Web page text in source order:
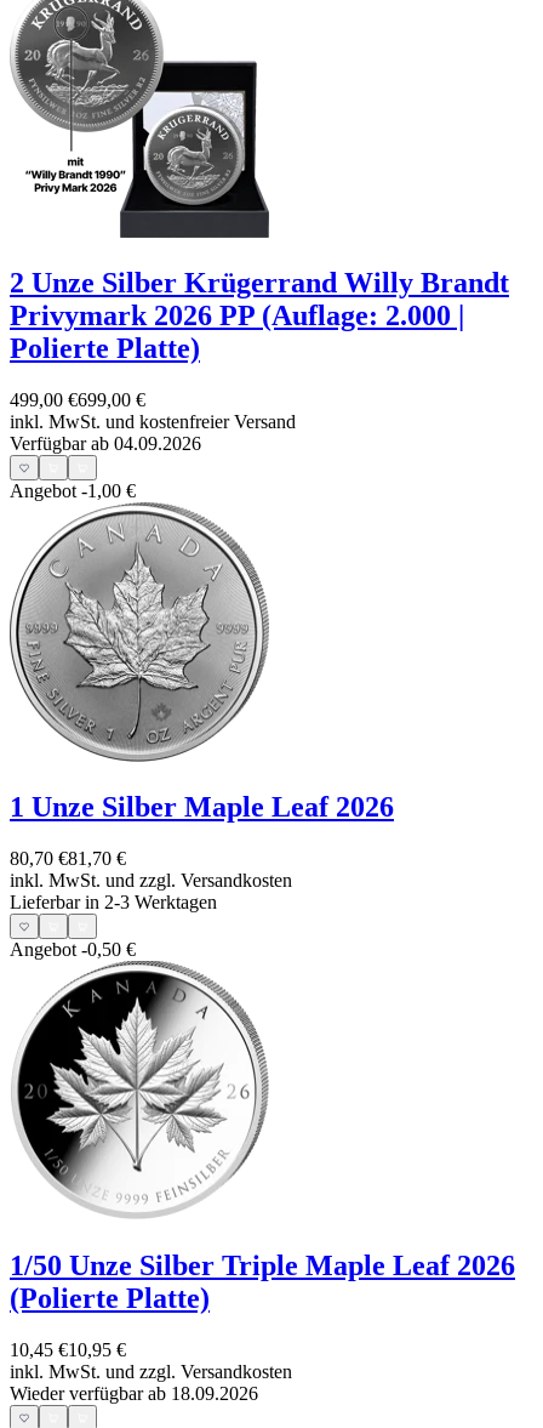
2 Unze Silber Krügerrand Willy Brandt
Privymark 2026 PP (Auflage: 2.000 |
Polierte Platte)
499,00 €699,00 €
inkl. MwSt. und kostenfreier Versand
Verfügbar ab 04.09.2026
Angebot -1,00 €
1 Unze Silber Maple Leaf 2026
80,70 €81,70 €
inkl. MwSt. und zzgl. Versandkosten
Lieferbar in 2-3 Werktagen
Angebot -0,50 €
1/50 Unze Silber Triple Maple Leaf 2026
(Polierte Platte)
10,45 €10,95 €
inkl. MwSt. und zzgl. Versandkosten
Wieder verfügbar ab 18.09.2026